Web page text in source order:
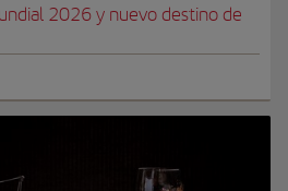
2026 y nuevo destino de